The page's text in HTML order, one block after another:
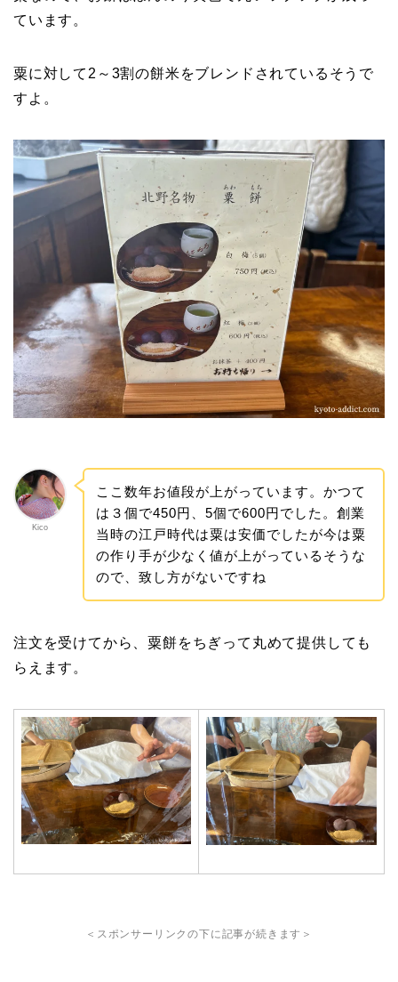
ています。
粟に対して2～3割の餅米をブレンドされているそうで
すよ。
Kico
ここ数年お値段が上がっています。かつて
は３個で450円、5個で600円でした。創業
当時の江戸時代は粟は安価でしたが今は粟
の作り手が少なく値が上がっているそうな
ので、致し方がないですね
注文を受けてから、粟餅をちぎって丸めて提供しても
らえます。
＜スポンサーリンクの下に記事が続きます＞